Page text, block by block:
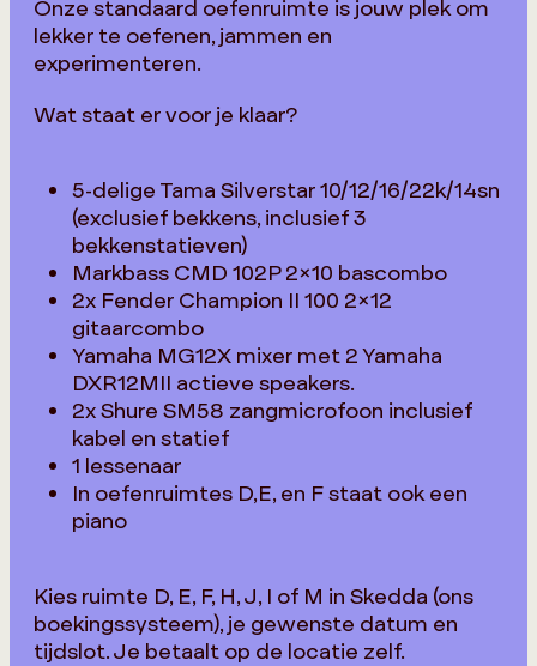
Onze standaard oefenruimte is jouw plek om
lekker te oefenen, jammen en
experimenteren.
Wat staat er voor je klaar?
5-delige Tama Silverstar 10/12/16/22k/14sn
(exclusief bekkens, inclusief 3
bekkenstatieven)
Markbass CMD 102P 2×10 bascombo
2x Fender Champion II 100 2×12
gitaarcombo
Yamaha MG12X mixer met 2 Yamaha
DXR12MII actieve speakers.
2x Shure SM58 zangmicrofoon inclusief
kabel en statief
1 lessenaar
In oefenruimtes D,E, en F staat ook een
piano
Kies ruimte D, E, F, H, J, I of M in Skedda (ons
boekingssysteem), je gewenste datum en
tijdslot. Je betaalt op de locatie zelf.